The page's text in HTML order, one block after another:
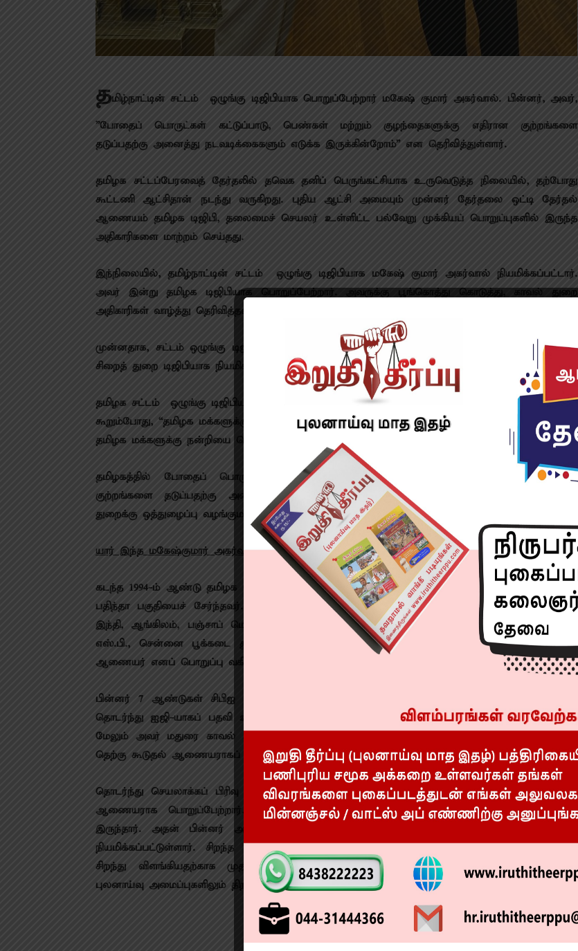
தமிழ்நாட்டின் சட்டம் – ஒழுங்கு டிஜிபியாக பொறுப்பேற்றார் மகேஷ் குமார் அகர்வால். பின்னர், அவர்,
”போதைப் பொருட்கள் கட்டுப்பாடு, பெண்கள் மற்றும் குழந்தைகளுக்கு எதிரான குற்றங்களை
தடுப்பதற்கு அனைத்து நடவடிக்கைகளும் எடுக்க இருக்கின்றோம்” என தெரிவித்துள்ளார்.
தமிழக சட்டப்பேரவைத் தேர்தலில் தவெக தனிப் பெருங்கட்சியாக உருவெடுத்த நிலையில், தற்போது
கூட்டணி ஆட்சிதான் நடந்து வருகிறது. புதிய ஆட்சி அமையும் முன்னர் தேர்தலை ஒட்டி தேர்தல்
ஆணையம் தமிழக டிஜிபி, தலைமைச் செயலர் உள்ளிட்ட பல்வேறு முக்கியப் பொறுப்புகளில் இருந்த
அதிகாரிகளை மாற்றம் செய்தது.
இந்நிலையில், தமிழ்நாட்டின் சட்டம் – ஒழுங்கு டிஜிபியாக மகேஷ் குமார் அகர்வால் நியமிக்கப்பட்டார்.
அவர் இன்று தமிழக டிஜிபியாக பொறுப்பேற்றார். அவருக்கு பூங்கொத்து கொடுத்து, காவல் துறை
அதிகாரிகள் வாழ்த்து தெரிவித்தனர்.
முன்னதாக, சட்டம் ஒழுங்கு டிஜிபியாக தேர்தல் ஆணையத்தால் நியமிக்கப்பட்ட சந்தீப் ராய் ரத்தோர்,
சிறைத் துறை டிஜிபியாக நியமிக்கப்பட்டுள்ளார்.
தமிழக சட்டம் – ஒழுங்கு டிஜிபியாக பொறுப்பேற்ற பின்னர் செய்தியாளர்களிடம் மகேஷ்குமார் அகர்வால்
கூறும்போது, “தமிழக மக்களுக்கு சேவை செய்ய வாய்ப்பு கிடைத்தது மகிழ்ச்சி. முதல்வர் விஜய் மற்றும்
தமிழக மக்களுக்கு நன்றியை தெரிவித்துக் கொள்கிறேன்.
தமிழகத்தில் போதைப் பொருட்கள் கட்டுப்பாடு, பெண்கள் மற்றும் குழந்தைகளுக்கு எதிரான
குற்றங்களை தடுப்பதற்கு அனைத்து நடவடிக்கைகளும் எடுக்க இருக்கின்றோம். தமிழக காவல்
துறைக்கு ஒத்துழைப்பு வழங்குமாறு மக்களை கேட்டுக் கொள்கிறேன்” என்று தெரிவித்தார்.
யார் இந்த மகேஷ்குமார் அகர்வால்?
கடந்த 1994-ம் ஆண்டு தமிழக பேட்ச் ஐபிஎஸ் அதிகாரியான மகேஷ்குமார் அகர்வால் பஞ்சாப் மாநிலம்
பதிந்தா பகுதியைச் சேர்ந்தவர். சட்டம் பயின்றவர். 22 வயதிலேயே ஐபிஎஸ் அதிகாரியானார். தமிழ்,
இந்தி, ஆங்கிலம், பஞ்சாப் மொழியில் சரளமாக பேசக்கூடியவர். தேனி, தூத்துக்குடி மாவட்டங்களின்
எஸ்.பி., சென்னை பூக்கடை துணை ஆணையர், சென்னை போக்குவரத்து காவல் தெற்கு துணை
ஆணையர் எனப் பொறுப்பு வகித்தார்.
பின்னர் 7 ஆண்டுகள் சிபிஐ அதிகாரியாக பஞ்சாப், ஹரியானா, ஜம்மு காஷ்மீரில் பணியாற்றினார்.
தொடர்ந்து ஐஜி-யாகப் பதவி உயர்வுபெற்று தமிழகம் திரும்பி சிபிசிஐடி ஐஜி-யாகப் பதவி வகித்தார்.
மேலும் அவர் மதுரை காவல் ஆணையரானார். மீண்டும் சிபிசிஐடி ஐஜி ஆனார். பின்னர் சென்னை
தெற்கு கூடுதல் ஆணையராகப் பொறுப்பேற்றார்.
தொடர்ந்து செயலாக்கப் பிரிவு ஏடிஜிபியாக இருந்த மகேஷ்குமார் 2020-ம் ஆண்டு சென்னை காவல்
ஆணையராக பொறுப்பேற்றார். பின்னர் மதுவிலக்கு அமலாக்கப்பிரிவு சிஐடி கூடுதல் டிஜிபியாக
இருந்தார். அதன் பின்னர் அயல்பணியாக டெல்லி சென்ற அவர், தற்போது தமிழக டிஜிபி-யாக
நியமிக்கப்பட்டுள்ளார். சிறந்த பணிக்கான குடியரசுத் தலைவர் பதக்கத்தையும், பொது சேவையில்
சிறந்து விளங்கியதற்காக முதல்வர் பதக்கத்தையும் வென்ற இவர் சிபிஐ, சிபிசிஐடி உள்ளிட்ட
புலனாய்வு அமைப்புகளிலும் திறம்பட செயலாற்றியவர் என்பது குறிப்பிடத்தக்கது.